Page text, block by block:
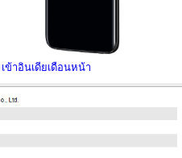
เข้าอินเดียเดือนหน้า